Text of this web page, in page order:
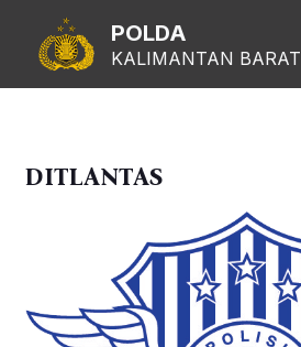
POLDA
KALIMANTAN BARAT
DITLANTAS